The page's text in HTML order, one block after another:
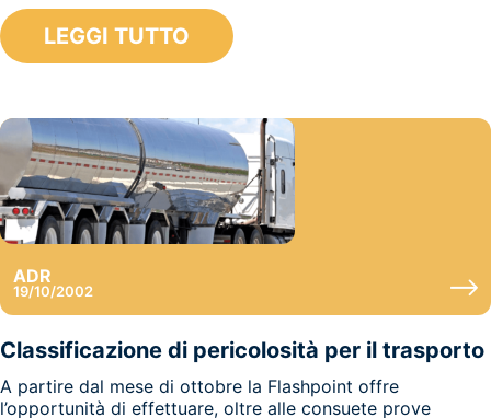
LEGGI TUTTO
ADR
19/10/2002
Classificazione di pericolosità per il trasporto
A partire dal mese di ottobre la Flashpoint offre
l’opportunità di effettuare, oltre alle consuete prove